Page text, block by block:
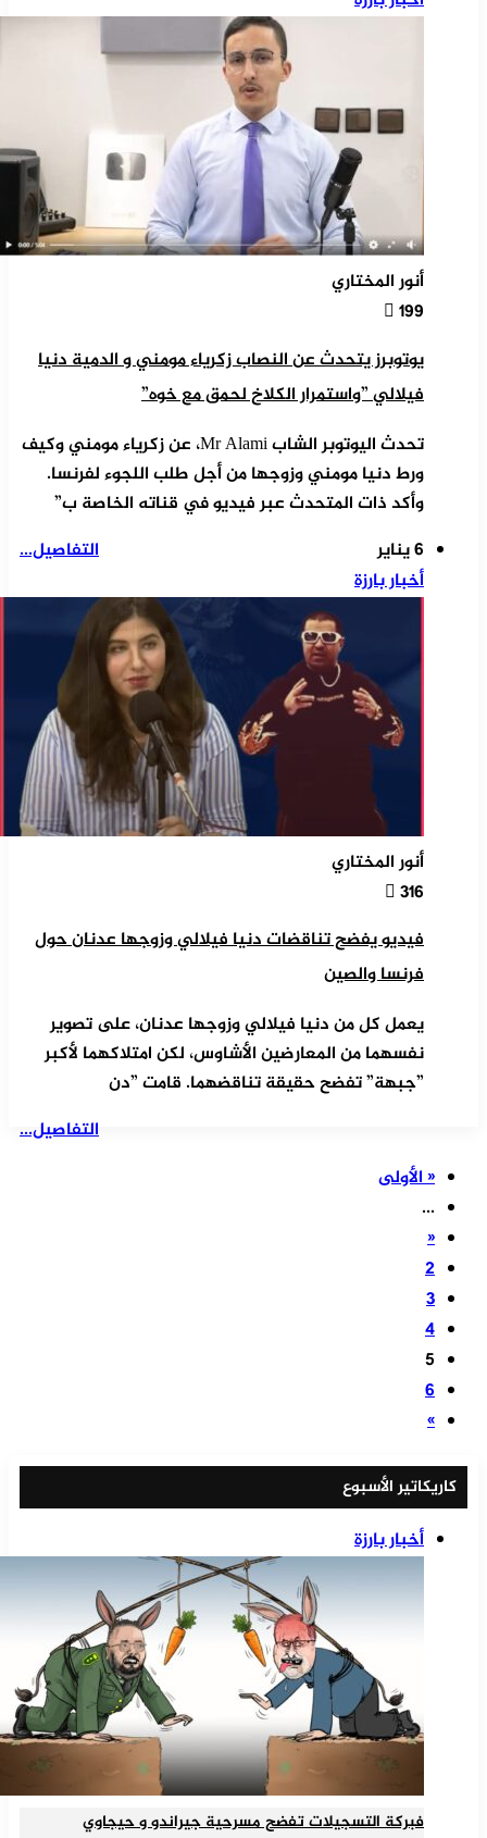
أنور المختاري
199
يوتوبرز يتحدث عن النصاب زكرياء مومني و الدمية دنيا
فيلالي ”واستمرار الكلاخ لحمق مع خوه”
تحدث اليوتوبر الشاب Mr Alami، عن زكرياء مومني وكيف
ورط دنيا مومني وزوجها من أجل طلب اللجوء لفرنسا.
وأكد ذات المتحدث عبر فيديو في قناته الخاصة ب”
التفاصيل...
6 يناير
أخبار بارزة
أنور المختاري
316
فيديو يفضح تناقضات دنيا فيلالي وزوجها عدنان حول
فرنسا والصين
يعمل كل من دنيا فيلالي وزوجها عدنان، على تصوير
نفسهما من المعارضين الأشاوس، لكن امتلاكهما لأكبر
”جبهة” تفضح حقيقة تناقضهما. قامت ”دن
التفاصيل...
« الأولى
...
«
2
3
4
5
6
»
كاريكاتير الأسبوع
أخبار بارزة
فبركة التسجيلات تفضح مسرحية جيراندو و حيجاوي